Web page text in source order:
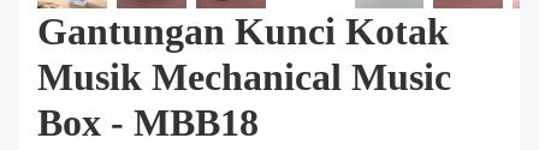
Gantungan Kunci Kotak
Musik Mechanical Music
Box - MBB18